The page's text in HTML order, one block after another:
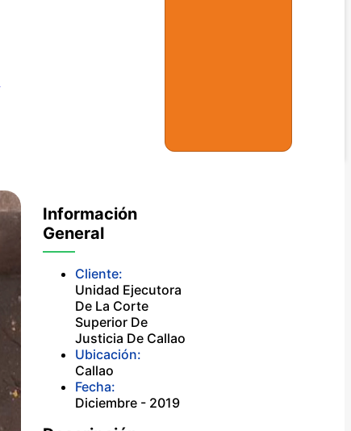
Información
General
Cliente:
Unidad Ejecutora
De La Corte
Superior De
Justicia De Callao
Ubicación:
Callao
Fecha:
Diciembre - 2019